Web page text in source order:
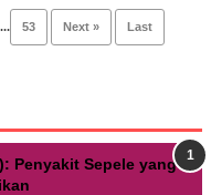
... 53 Next » Last
Penyakit Sepele yang